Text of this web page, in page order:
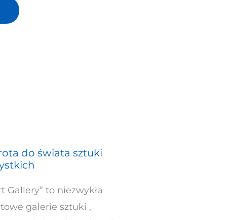
do świata sztuki
Gallery” to niezwykła
galerie sztuki ,